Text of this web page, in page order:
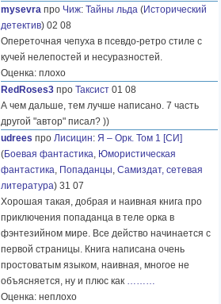
mysevra про Чиж: Тайны льда (Исторический
детектив) 02 08
Опереточная чепуха в псевдо-ретро стиле с
кучей нелепостей и несуразностей.
Оценка: плохо
RedRoses3 про Таксист 01 08
А чем дальше, тем лучше написано. 7 часть
другой "автор" писал? ))
udrees про Лисицин: Я – Орк. Том 1 [СИ]
(Боевая фантастика, Юмористическая
фантастика, Попаданцы, Самиздат, сетевая
литература) 31 07
Хорошая такая, добрая и наивная книга про
приключения попаданца в теле орка в
фэнтезийном мире. Все действо начинается с
первой страницы. Книга написана очень
простоватым языком, наивная, многое не
объясняется, ну и плюс как ………
Оценка: неплохо